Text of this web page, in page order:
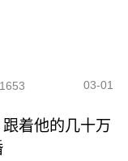
03-01
着他的几十万